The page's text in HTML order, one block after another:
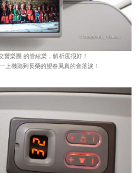
響樂團 的管絃樂，解析度很好！
上機聽到長榮的望春風真的會落淚！